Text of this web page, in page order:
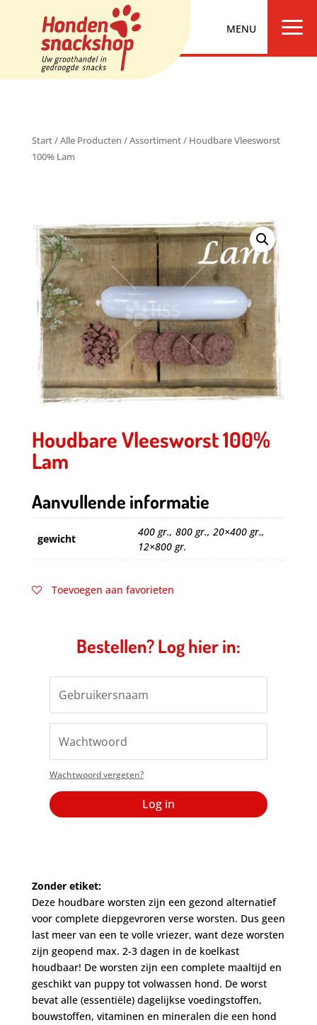
a
Start/Alle Producten /Assortiment/ Houdbare Vleesworst
100% Lam
Houdbare Vleesworst 100%
Lam
Aanvullende informatie
gewicht
400 gr., 800 gr., 20×400 gr.,
12×800 gr.
Toevoegen aan favorieten
Bestellen? Log hier in:
Wachtwoord vergeten?
Log in
Zonder etiket:
Deze houdbare worsten zijn een gezond alternatief
voor complete diepgevroren verse worsten. Dus geen
last meer van een te volle vriezer, want deze worsten
zijn geopend max. 2-3 dagen in de koelkast
houdbaar! De worsten zijn een complete maaltijd en
geschikt van puppy tot volwassen hond. De worst
bevat alle (essentiële) dagelijkse voedingstoffen,
bouwstoffen, vitaminen en mineralen die een hond